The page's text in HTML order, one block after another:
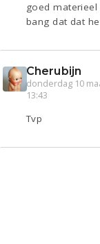
goed
bang dat dat
Cherubijn
donderdag 10
13:43
Tvp